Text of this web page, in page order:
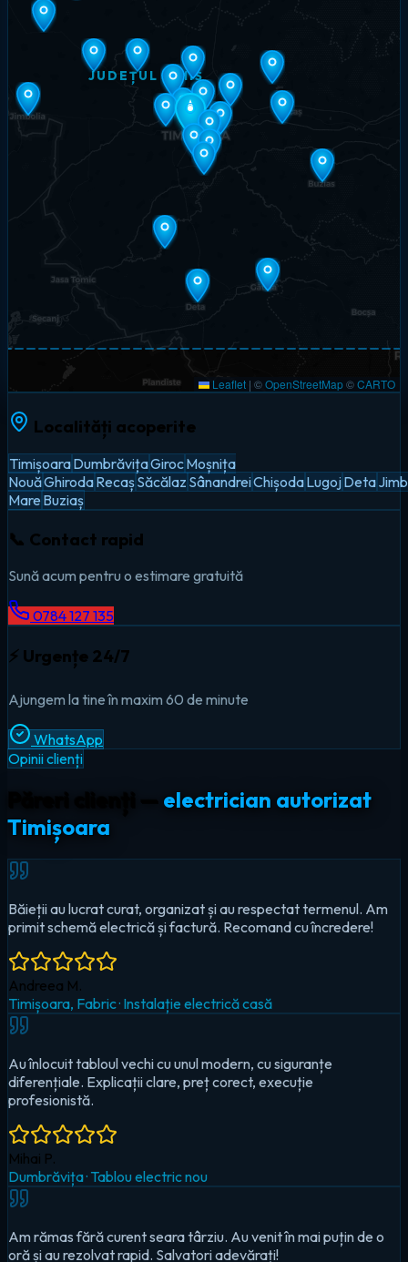
JUDEȚUL TIMIȘ
Leaflet | ©OpenStreetMap©CARTO
Localități acoperite
TimișoaraDumbrăvițaGirocMoșnița
NouăGhirodaRecașSăcălaz SânandreiChișodaLugojDeta
Mare Buziaș
📞 Contact rapid
Sună acum pentru o estimare gratuită
0784 127 135
⚡ Urgențe 24/7
Ajungem la tine în maxim 60 de minute
WhatsApp
Opinii clienți
electrician autorizat
Timișoara
Au înlocuit tabloul vechi cu unul modern, cu siguranțe
diferențiale. Explicații clare, preț corect, execuție
Mihai P.
Dumbrăvița
Am rămas fără curent seara târziu. Au venit în mai puțin de o
oră și au rezolvat rapid. Salvatori adevărați!
Cristina D.
Timișoara, Circumvalațiunii·Urgență — pană totală
Au montat iluminat LED în toată casa și un sistem smart pentru
controlul de pe telefon. Foarte mulțumit!